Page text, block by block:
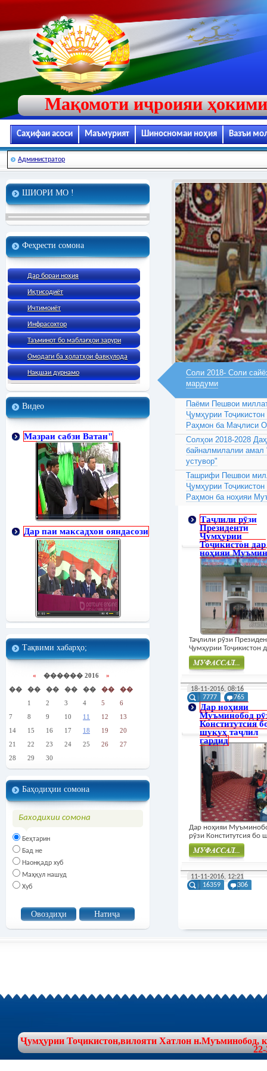
Мақомоти иҷроияи
Саҳифаи асоси Маъмурият Шиносномаи ноҳия Вазъи
Администратор
ШИОРИ МО !
Феҳрести сомона
Дар бораи ноҳия
Иқтисодиёт
Ичтимоиёт
Инфрасохтор
Таъминот бо маблағҳои зарури
Омодаги ба ҳолатҳои фавқулода
Нақшаи дурнамо
Видео
Мазраи сабзи Ватан"
Дар паи максадхои ояндасози
Тақвими хабарҳо;
« ������ 2016 »
��
�� �� �� �� ��
��
1
2 3 4 5
6
7
8 9 10 11 12
13
14
15 16 17 18 19
20
21
22 23 24 25 26
27
28
29 30
Баҳодиҳии сомона
Баходихии сомона
Беҳтарин
Бад не
Наонқадр хуб
Маҳқул нашуд
Хуб
Соли 2018- Соли
мардуми
Паёми Пешвои
Ҷумҳурии
Раҳмон ба Маҷлиси
Солҳои 2018-2028
байналмилалии
устувор"
Ташрифи Пешвои
Ҷумҳурии
Раҳмон ба ноҳияи
Таҷлили рӯзи
Президенти
Ҷумҳурии
Тоҷикистон дар
ноҳияи
Таҷлили рӯзи
Ҷумҳурии Тоҷикистон
Муфасал
18-11-2016, 08:16
7777
765
Дар ноҳияи
Муъминобод
Конститутсия
шукуҳ таҷлил
гардид
Дар ноҳияи
рӯзи Конститутсия бо
Муфасал
11-11-2016, 12:21
16359
306
Ҷумҳурии Тоҷикистон,вилояти Хатлон н.Муъминобод,